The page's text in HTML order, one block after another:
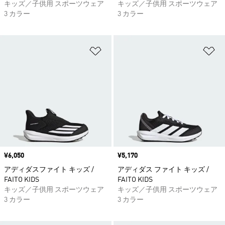
キッズ／子供用 スポーツウェア
3 カラー
キッズ／子供用 スポーツウェア
3 カラー
価格
¥6,050
アディダスファイト キッズ /
FAITO KIDS
キッズ／子供用 スポーツウェア
3 カラー
価格
¥5,170
アディダス ファイト キッズ /
FAITO KIDS
キッズ／子供用 スポーツウェア
3 カラー